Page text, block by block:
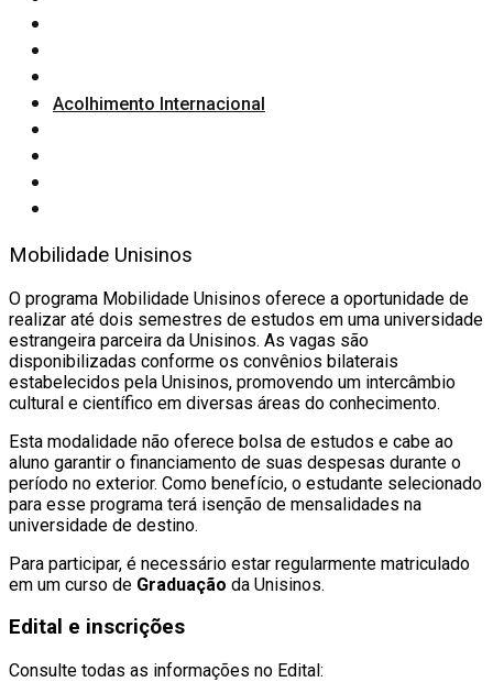
Acolhimento Internacional
Mobilidade Unisinos
O programa Mobilidade Unisinos oferece a oportunidade de
realizar até dois semestres de estudos em uma universidade
estrangeira parceira da Unisinos. As vagas são
disponibilizadas conforme os convênios bilaterais
estabelecidos pela Unisinos, promovendo um intercâmbio
cultural e científico em diversas áreas do conhecimento.
Esta modalidade não oferece bolsa de estudos e cabe ao
aluno garantir o financiamento de suas despesas durante o
período no exterior. Como benefício, o estudante selecionado
para esse programa terá isenção de mensalidades na
universidade de destino.
Para participar, é necessário estar regularmente matriculado
em um curso de Graduação da Unisinos.
Edital e inscrições
Consulte todas as informações no Edital: